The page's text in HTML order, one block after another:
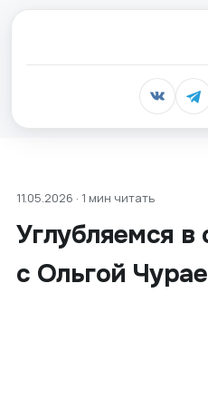
11.05.2026 · 1 мин читать
Углубляемся в
с Ольгой